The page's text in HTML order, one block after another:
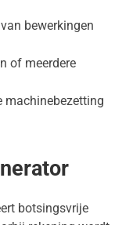
bewerkingen
of meerdere
machinebezetting
botsingsvrije